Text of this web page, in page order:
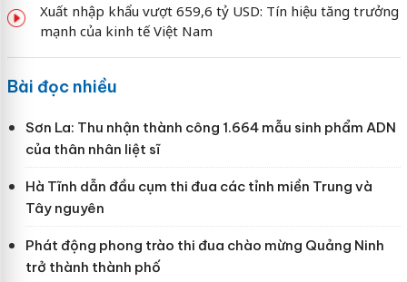
Xuất nhập khẩu vượt 659,6 tỷ USD: Tín hiệu tăng trưởng
mạnh của kinh tế Việt Nam
Bài đọc nhiều
Sơn La: Thu nhận thành công 1.664 mẫu sinh phẩm ADN
của thân nhân liệt sĩ
Hà Tĩnh dẫn đầu cụm thi đua các tỉnh miền Trung và
Tây nguyên
Phát động phong trào thi đua chào mừng Quảng Ninh
trở thành thành phố